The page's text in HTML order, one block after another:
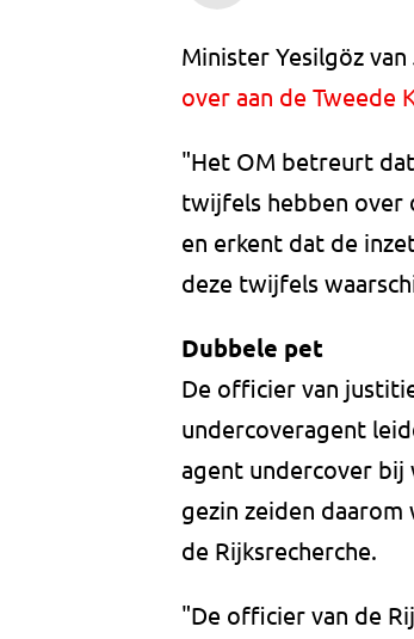
Minister Yesilgöz
over aan de Tweede
"Het OM betreurt
twijfels hebben over
en erkent dat de
deze twijfels
Dubbele pet
De officier van
undercoveragent
agent undercover bij
gezin zeiden
de Rijksrecherche.
"De officier van de